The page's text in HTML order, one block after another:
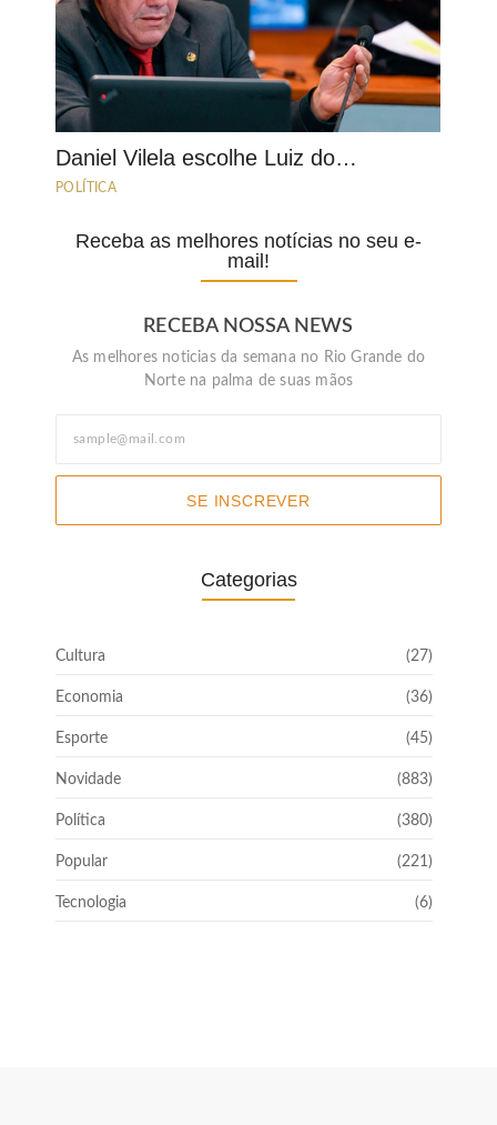
Daniel Vilela escolhe Luiz do…
POLÍTICA
Receba as melhores notícias no seu e-
mail!
RECEBA NOSSA NEWS
As melhores noticias da semana no Rio Grande do
Norte na palma de suas mãos
SE INSCREVER
Categorias
Cultura (27)
Economia (36)
Esporte (45)
Novidade (883)
Política (380)
Popular (221)
Tecnologia (6)